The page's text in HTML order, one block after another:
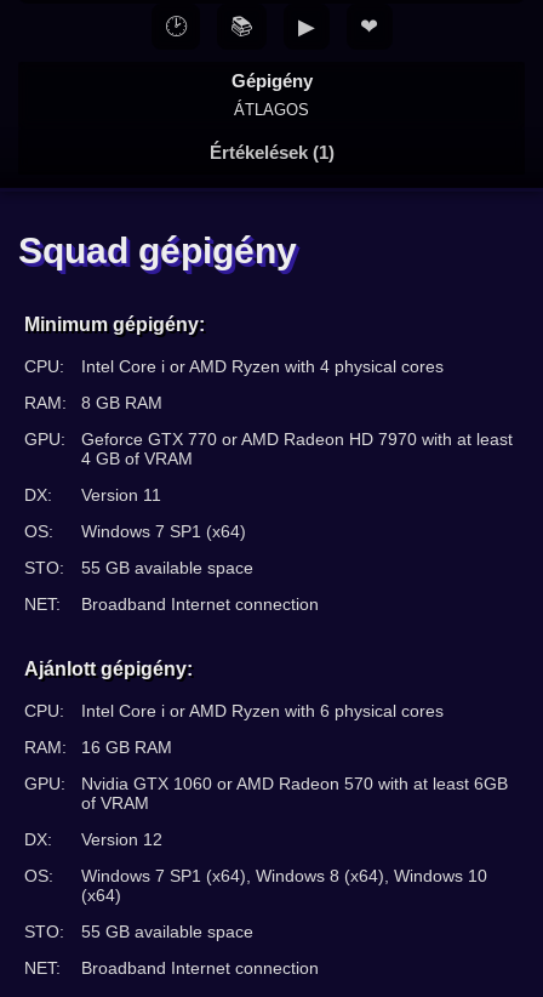
Gépigény
ÁTLAGOS
Értékelések (1)
🕑 📚 ▶ ❤
Squad gépigény
Minimum gépigény:
CPU:
Intel Core i or AMD Ryzen with 4 physical cores
RAM:
8 GB RAM
GPU:
Geforce GTX 770 or AMD Radeon HD 7970 with at least
4 GB of VRAM
DX:
Version 11
OS:
Windows 7 SP1 (x64)
STO:
55 GB available space
NET:
Broadband Internet connection
Ajánlott gépigény:
CPU:
Intel Core i or AMD Ryzen with 6 physical cores
RAM:
16 GB RAM
GPU:
Nvidia GTX 1060 or AMD Radeon 570 with at least 6GB
of VRAM
DX:
Version 12
OS:
Windows 7 SP1 (x64), Windows 8 (x64), Windows 10
(x64)
STO:
55 GB available space
NET:
Broadband Internet connection